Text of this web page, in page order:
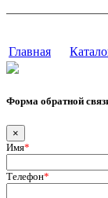
Главная
Форма обратной
×
Имя*
Телефон*